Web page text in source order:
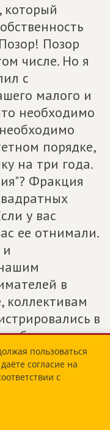
который
Позор
числе. Но я
с
малого и
необходимо
порядке,
на три года.
Фракция
у вас
ее отнимали.
в
коллективам
в
работают.
Разве можем
избирателя.
все-таки
пользоваться
согласие на
с